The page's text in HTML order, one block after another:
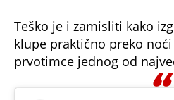
Teško je i zamisliti kako
klupe praktično preko
prvotimce jednog od